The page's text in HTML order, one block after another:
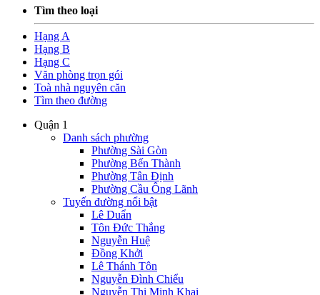
Tìm theo loại
Hạng A
Hạng B
Hạng C
Văn phòng trọn gói
Toà nhà nguyên căn
Tìm theo đường
Quận 1
Danh sách phường
Phường Sài Gòn
Phường Bến Thành
Phường Tân Định
Phường Cầu Ông Lãnh
Tuyến đường nổi bật
Lê Duẩn
Tôn Đức Thắng
Nguyễn Huệ
Đồng Khởi
Lê Thánh Tôn
Nguyễn Đình Chiểu
Nguyễn Thị Minh Khai